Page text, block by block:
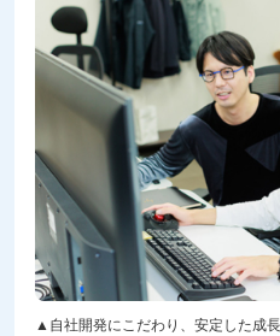
自社開発にこだわり、安定した成